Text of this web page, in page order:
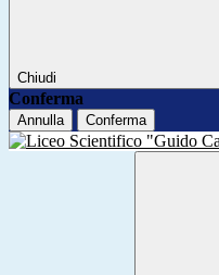
Chiudi
Conferma
Annulla Conferma